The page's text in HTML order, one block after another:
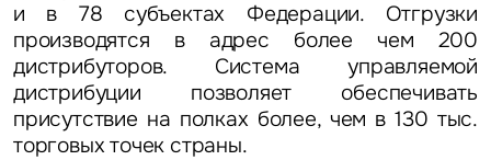
и в 78 субъектах Федерации. Отгрузки
производятся в адрес более чем 200
дистрибуторов. Система управляемой
дистрибуции позволяет обеспечивать
присутствие на полках более, чем в 130 тыс.
торговых точек страны.